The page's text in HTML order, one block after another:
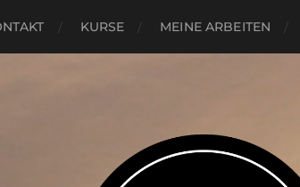
KURSE MEINE ARBEITEN